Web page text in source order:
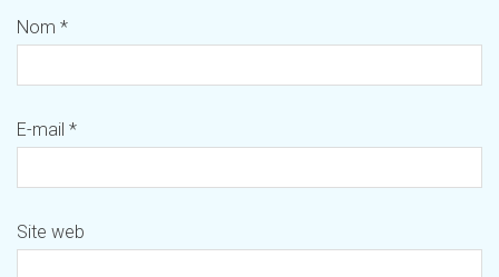
Nom *
E-mail *
Site web